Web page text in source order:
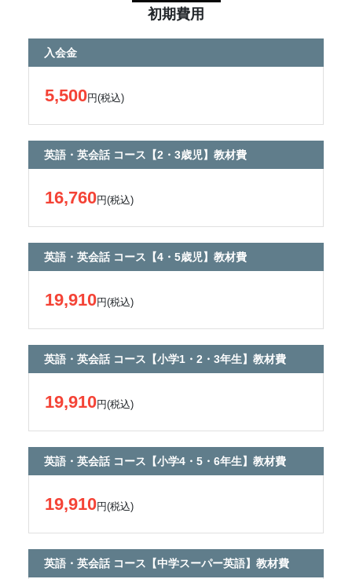
初期費用
入会金
5,500円(税込)
英語・英会話 コース【2・3歳児】教材費
16,760円(税込)
英語・英会話 コース【4・5歳児】教材費
19,910円(税込)
英語・英会話 コース【小学1・2・3年生】教材費
19,910円(税込)
英語・英会話 コース【小学4・5・6年生】教材費
19,910円(税込)
英語・英会話 コース【中学スーパー英語】教材費